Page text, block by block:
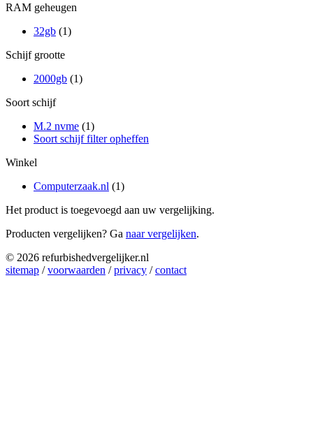
RAM geheugen
32gb (1)
Schijf grootte
2000gb (1)
Soort schijf
M.2 nvme (1)
Soort schijf filter opheffen
Winkel
Computerzaak.nl (1)
Het product is toegevoegd aan uw vergelijking.
Producten vergelijken? Ga naar vergelijken.
© 2026 refurbishedvergelijker.nl
sitemap /voorwaarden /privacy /contact